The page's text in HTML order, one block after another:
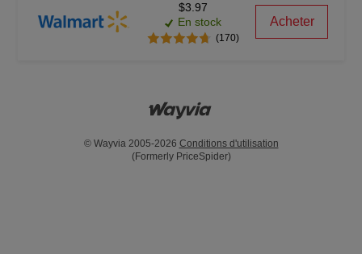
$3.97
En stock
(170)
Acheter
© Wayvia 2005-2026 Conditions d'utilisation
(Formerly PriceSpider)